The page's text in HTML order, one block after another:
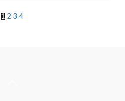
1 2 3 4